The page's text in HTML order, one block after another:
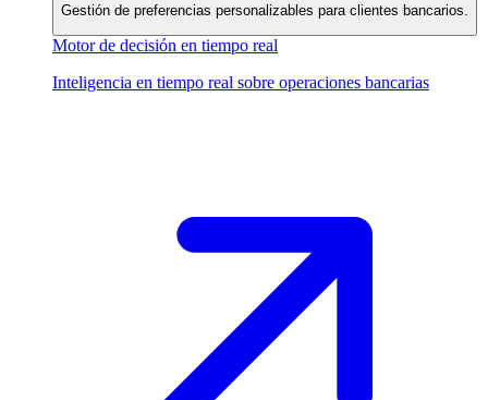
Gestión de preferencias personalizables para clientes bancarios.
Motor de decisión en tiempo real
Inteligencia en tiempo real sobre operaciones bancarias